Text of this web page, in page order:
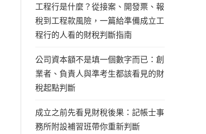
工程行是什麼？從接案、開發票、報
稅到工程款風險，一篇給準備成立工
程行的人看的財稅判斷指南
公司資本額不是填一個數字而已：創
業者、負責人與準考生都該看見的財
稅起點判斷
成立之前先看見財稅後果：記帳士事
務所附設補習班帶你重新判斷